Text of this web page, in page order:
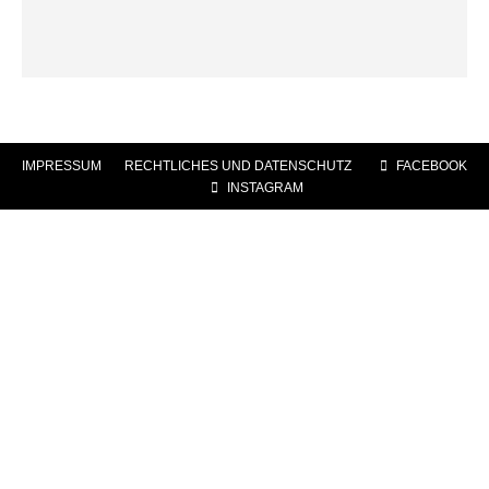
IMPRESSUM RECHTLICHES UND DATENSCHUTZ
FACEBOOK
INSTAGRAM